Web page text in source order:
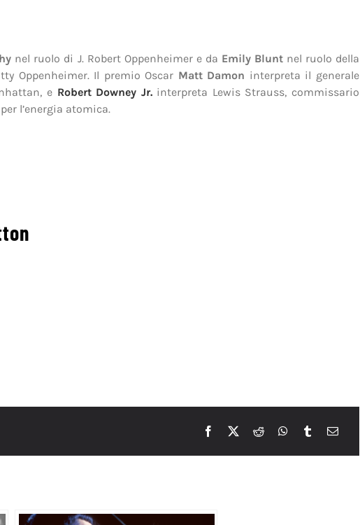
nel ruolo di J. Robert Oppenheimer e da Emily Bluntnel ruolo della
Oppenheimer. Il premio Oscar Matt Damon interpreta il generale
e Robert Downey Jr.interpreta Lewis Strauss, commissario
l’energia atomica.